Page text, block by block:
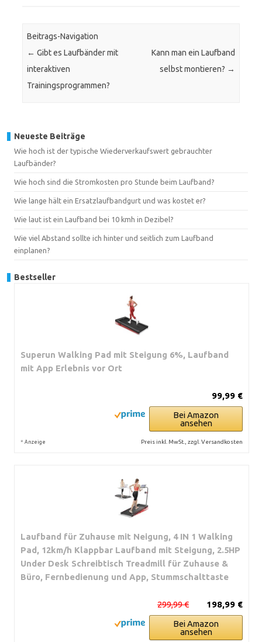
Beitrags-Navigation
← Gibt es Laufbänder mit
interaktiven
Trainingsprogrammen?
Kann man ein Laufband
selbst montieren? →
Neueste Beiträge
Wie hoch ist der typische Wiederverkaufswert gebrauchter
Laufbänder?
Wie hoch sind die Stromkosten pro Stunde beim Laufband?
Wie lange hält ein Ersatzlaufbandgurt und was kostet er?
Wie laut ist ein Laufband bei 10 kmh in Dezibel?
Wie viel Abstand sollte ich hinter und seitlich zum Laufband
einplanen?
Bestseller
Superun Walking Pad mit Steigung 6%, Laufband
mit App Erlebnis vor Ort
99,99 €
Bei Amazon
ansehen
* Anzeige Preis inkl. MwSt., zzgl. Versandkosten
Laufband für Zuhause mit Neigung, 4 IN 1 Walking
Pad, 12km/h Klappbar Laufband mit Steigung, 2.5HP
Under Desk Schreibtisch Treadmill für Zuhause &
Büro, Fernbedienung und App, Stummschalttaste
198,99 €
299,99 €
Bei Amazon
ansehen